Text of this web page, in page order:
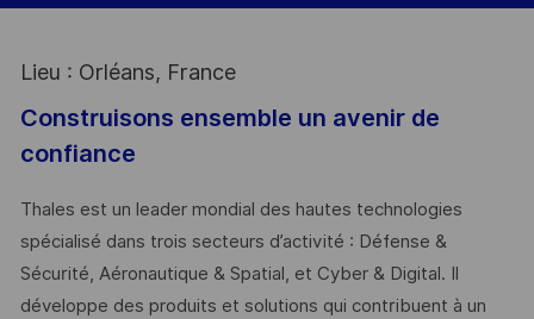
Lieu : Orléans, France
Construisons ensemble un avenir de
confiance
Thales est un leader mondial des hautes technologies
spécialisé dans trois secteurs d’activité : Défense &
Sécurité, Aéronautique & Spatial, et Cyber & Digital. Il
développe des produits et solutions qui contribuent à un